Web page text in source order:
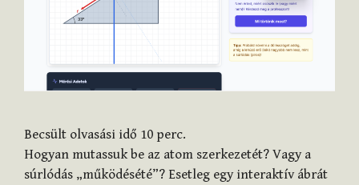
Becsült olvasási idő 10 perc.
Hogyan mutassuk be az atom szerkezetét? Vagy a
súrlódás „működésété”? Esetleg egy interaktív ábrát